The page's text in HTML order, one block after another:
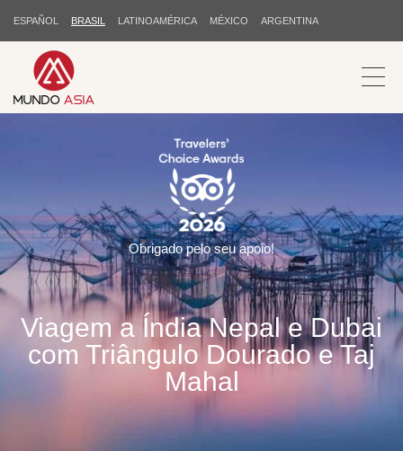
ESPAÑOL BRASIL LATINOAMÉRICA MÉXICO ARGENTINA
Viagem a Índia Nepal e Dubai
com Triângulo Dourado e Taj
Mahal
Obrigado pelo seu apoio!